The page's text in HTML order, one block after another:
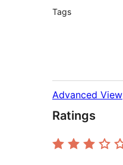
Tags
Advanced View
Ratings